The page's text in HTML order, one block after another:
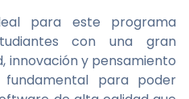
para este programa
con una gran
innovación y pensamiento
para poder